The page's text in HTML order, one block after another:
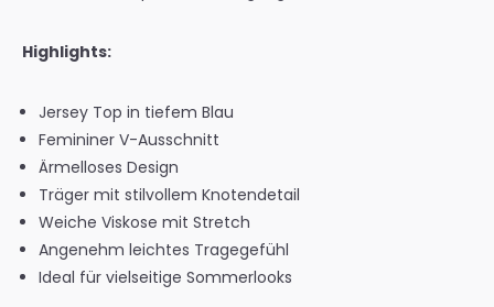
Highlights:
Jersey Top in tiefem Blau
Femininer V-Ausschnitt
Ärmelloses Design
Träger mit stilvollem Knotendetail
Weiche Viskose mit Stretch
Angenehm leichtes Tragegefühl
Ideal für vielseitige Sommerlooks